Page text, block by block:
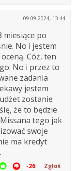
09.09.2024, 13:44
miesiące po
No i jestem
Cóż, ten
No i przez to
zadania
jestem
zostanie
że to będzie
tego jak
swoje
ma kredyt
-26 Zgłoś